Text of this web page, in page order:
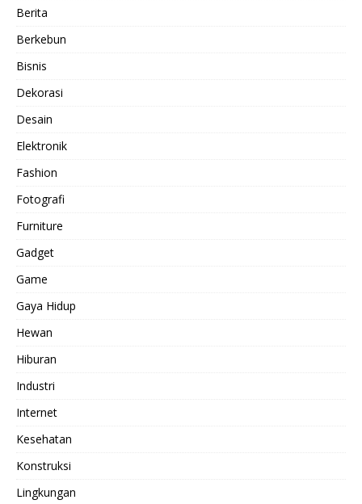
Berita
Berkebun
Bisnis
Dekorasi
Desain
Elektronik
Fashion
Fotografi
Furniture
Gadget
Game
Gaya Hidup
Hewan
Hiburan
Industri
Internet
Kesehatan
Konstruksi
Lingkungan